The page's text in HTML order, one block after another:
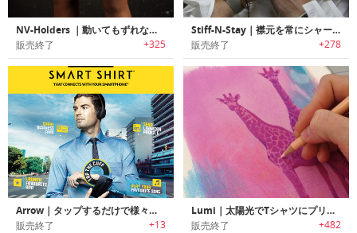
NV-Holders ｜動いてもずれないタックイン用ホルダーシステム「NVホルダー」
販売終了 +325
Stiff-N-Stay｜襟元を常にシャープにキープするマグネットカラーステイ
販売終了 +278
Arrow｜タップするだけで様々な機能を楽しめるスマートシャツ「アロー」
販売終了 +13
Lumi｜太陽光でTシャツにプリントできるインクキット
販売終了 +482